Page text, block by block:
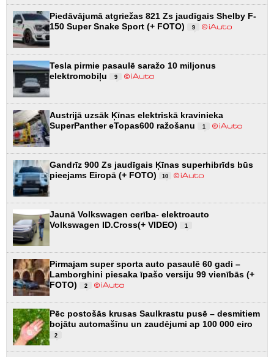
Piedāvājumā atgriežas 821 Zs jaudīgais Shelby F-
150 Super Snake Sport (+ FOTO)
9
Tesla pirmie pasaulē saražo 10 miljonus
elektromobiļu
9
Austrijā uzsāk Ķīnas elektriskā kravinieka
SuperPanther eTopas600 ražošanu
1
Gandrīz 900 Zs jaudīgais Ķīnas superhibrīds būs
pieejams Eiropā (+ FOTO)
10
Jaunā Volkswagen cerība- elektroauto
Volkswagen ID.Cross(+ VIDEO)
1
Pirmajam super sporta auto pasaulē 60 gadi –
Lamborghini piesaka īpašo versiju 99 vienībās (+
FOTO)
2
Pēc postošās krusas Saulkrastu pusē – desmitiem
bojātu automašīnu un zaudējumi ap 100 000 eiro
2